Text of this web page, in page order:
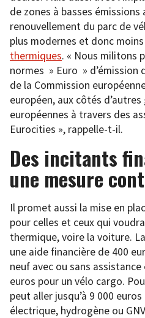
de zones à basses émissions
renouvellement du parc de
plus modernes et donc
thermiques. « Nous militons
normes » Euro » d’émission
de la Commission
européen, aux côtés
européennes à travers des
Eurocities », rappelle-t-il.
Des incitants
une mesure
Il promet aussi la mise en
pour celles et ceux qui
thermique, voire la voiture.
une aide financière de 400
neuf avec ou sans
euros pour un vélo cargo.
peut aller jusqu’à 9 000
électrique, hydrogène ou